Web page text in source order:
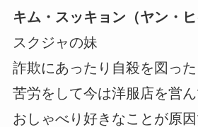
キム・スッキョン（ヤン・ヒ
スクジャの妹
詐欺にあったり自殺を図っ
苦労をして今は洋服店を営ん
おしゃべり好きなことが原